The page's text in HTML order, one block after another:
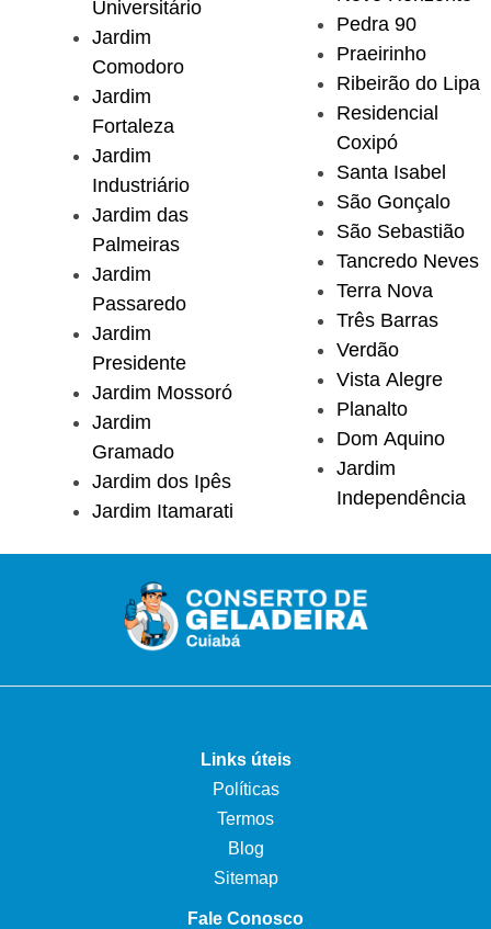
Universitário
Jardim
Comodoro
Jardim
Fortaleza
Jardim
Industriário
Jardim das
Palmeiras
Jardim
Passaredo
Jardim
Presidente
Jardim Mossoró
Jardim
Gramado
Jardim dos Ipês
Jardim Itamarati
Pedra 90
Praeirinho
Ribeirão do Lipa
Residencial
Coxipó
Santa Isabel
São Gonçalo
São Sebastião
Tancredo Neves
Terra Nova
Três Barras
Verdão
Vista Alegre
Planalto
Dom Aquino
Jardim
Independência
Links úteis
Políticas
Termos
Blog
Sitemap
Fale Conosco